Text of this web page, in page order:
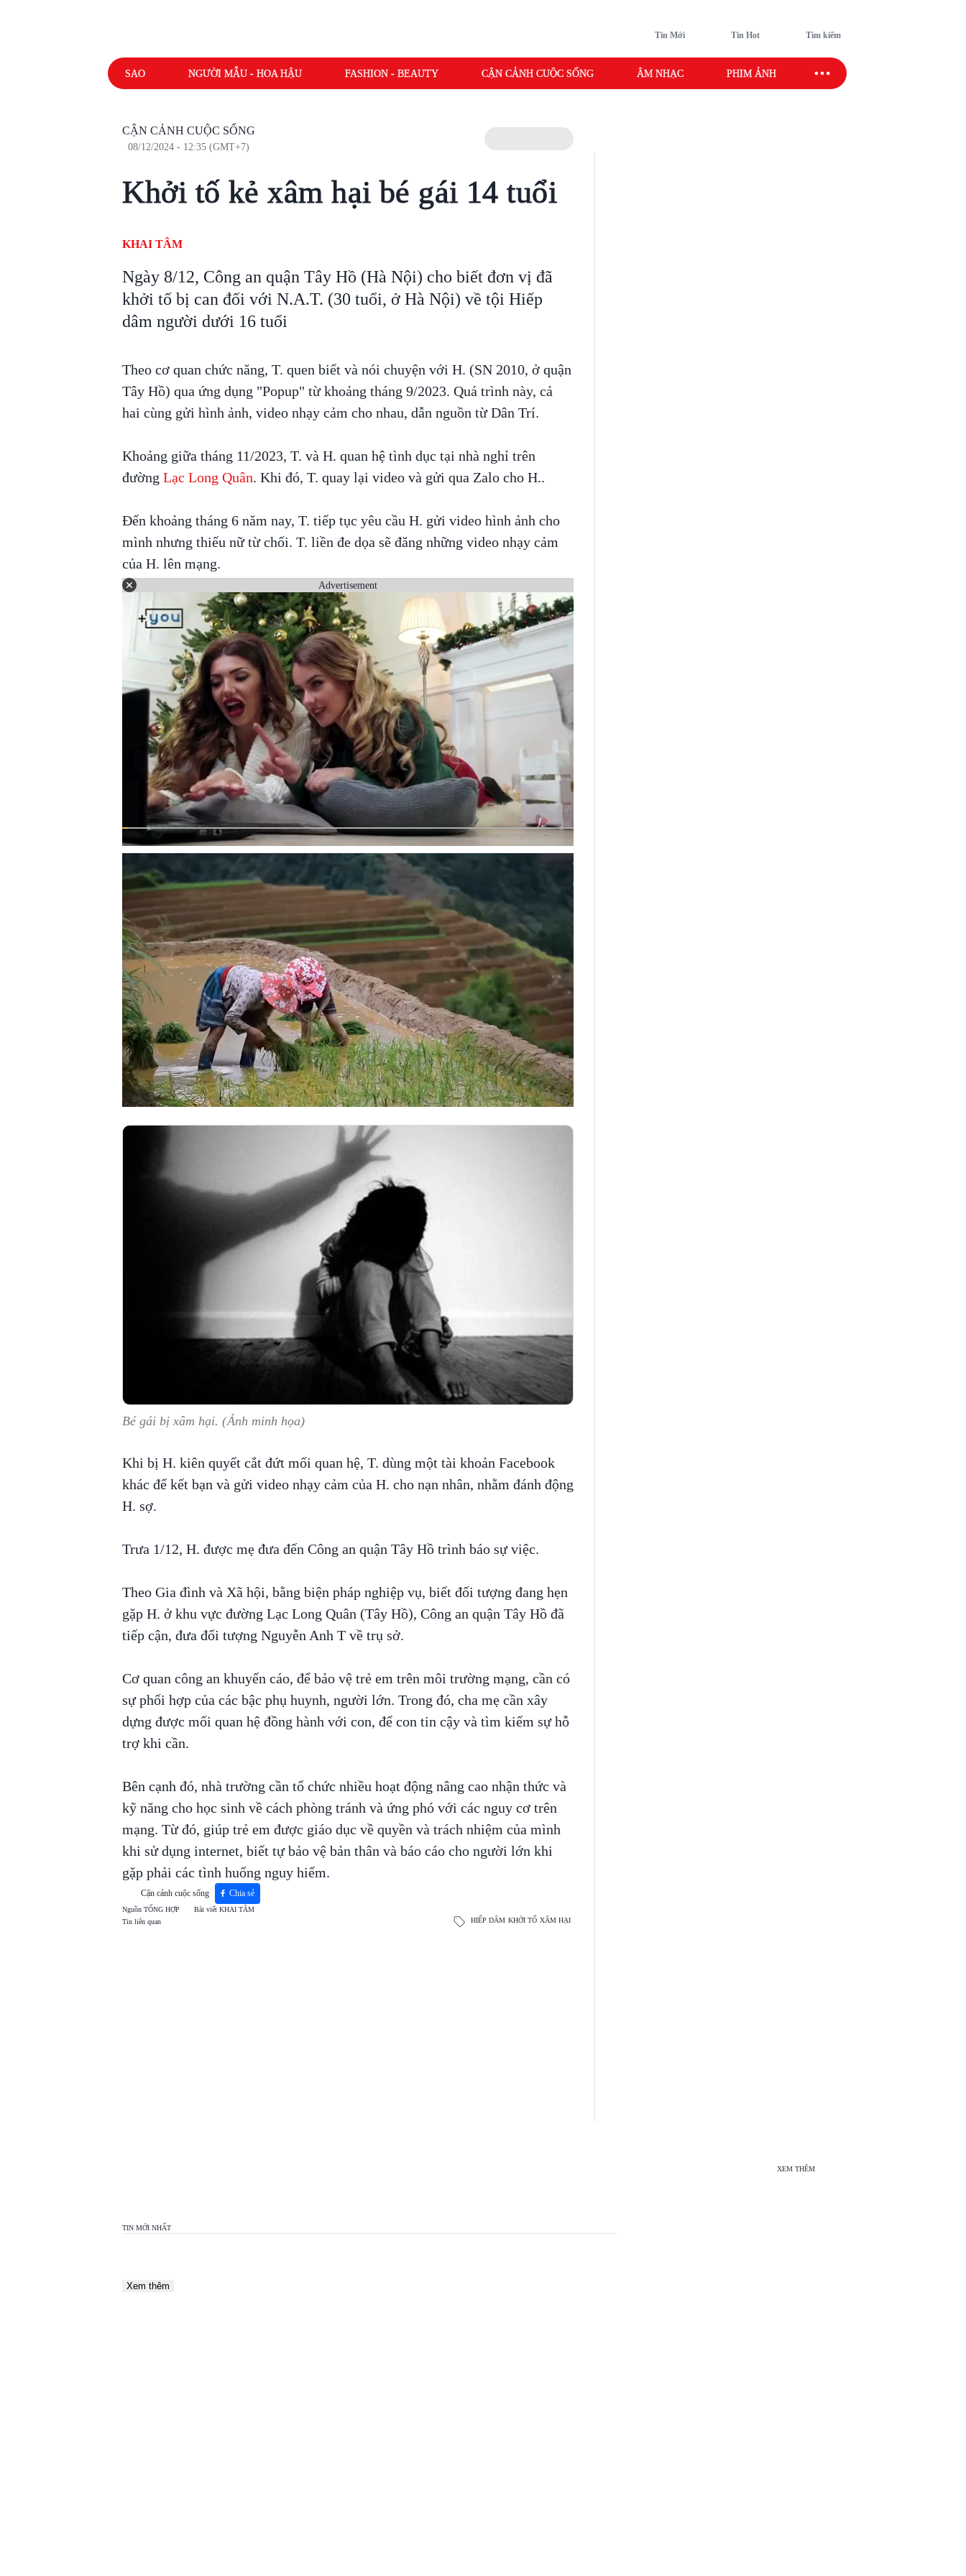
Tin Mới Tin Hot Tìm kiếm
SAO NGƯỜI MẪU - HOA HẬU FASHION - BEAUTY CẬN CẢNH CUỘC SỐNG ÂM NHẠC PHIM ẢNH SAO SPORT
CẬN CẢNH CUỘC SỐNG
08/12/2024 - 12:35 (GMT+7)
Khởi tố kẻ xâm hại bé gái 14 tuổi
KHAI TÂM
Ngày 8/12, Công an quận Tây Hồ (Hà Nội) cho biết đơn vị đã
khởi tố bị can đối với N.A.T. (30 tuổi, ở Hà Nội) về tội Hiếp
dâm người dưới 16 tuổi
Theo cơ quan chức năng, T. quen biết và nói chuyện với H. (SN 2010, ở quận
Tây Hồ) qua ứng dụng "Popup" từ khoảng tháng 9/2023. Quá trình này, cả
hai cùng gửi hình ảnh, video nhạy cảm cho nhau, dẫn nguồn từ Dân Trí.
Khoảng giữa tháng 11/2023, T. và H. quan hệ tình dục tại nhà nghỉ trên
đường Lạc Long Quân. Khi đó, T. quay lại video và gửi qua Zalo cho H..
Đến khoảng tháng 6 năm nay, T. tiếp tục yêu cầu H. gửi video hình ảnh cho
mình nhưng thiếu nữ từ chối. T. liền đe dọa sẽ đăng những video nhạy cảm
của H. lên mạng.
Advertisement
Bé gái bị xâm hại. (Ảnh minh họa)
Khi bị H. kiên quyết cắt đứt mối quan hệ, T. dùng một tài khoản Facebook
khác để kết bạn và gửi video nhạy cảm của H. cho nạn nhân, nhằm đánh động
H. sợ.
Trưa 1/12, H. được mẹ đưa đến Công an quận Tây Hồ trình báo sự việc.
Theo Gia đình và Xã hội, bằng biện pháp nghiệp vụ, biết đối tượng đang hẹn
gặp H. ở khu vực đường Lạc Long Quân (Tây Hồ), Công an quận Tây Hồ đã
tiếp cận, đưa đối tượng Nguyễn Anh T về trụ sở.
Cơ quan công an khuyến cáo, để bảo vệ trẻ em trên môi trường mạng, cần có
sự phối hợp của các bậc phụ huynh, người lớn. Trong đó, cha mẹ cần xây
dựng được mối quan hệ đồng hành với con, để con tin cậy và tìm kiếm sự hỗ
trợ khi cần.
Bên cạnh đó, nhà trường cần tổ chức nhiều hoạt động nâng cao nhận thức và
kỹ năng cho học sinh về cách phòng tránh và ứng phó với các nguy cơ trên
mạng. Từ đó, giúp trẻ em được giáo dục về quyền và trách nhiệm của mình
khi sử dụng internet, biết tự bảo vệ bản thân và báo cáo cho người lớn khi
gặp phải các tình huống nguy hiểm.
Cận cảnh cuộc sống Chia sẻ
Nguồn TỔNG HỢP Bài viết KHAI TÂM
Tin liên quan
HIẾP DÂM KHỞI TỐ XÂM HẠI
XEM THÊM
TIN MỚI NHẤT
Xem thêm